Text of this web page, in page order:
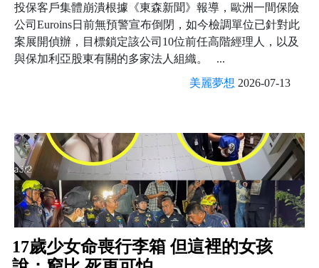
投保客戶集體崩潰根據《東森新聞》報導，歐洲一間保險
公司Euroins日前無預警宣布倒閉，如今檢調單位已針對此
案展開偵辦，目標鎖定該公司10位前任高階經理人，以及
與保加利亞股東有關的多家法人組織。 ...
美麗夢想 2026-07-13
17歲少女命喪行李箱 但這裡的女孩